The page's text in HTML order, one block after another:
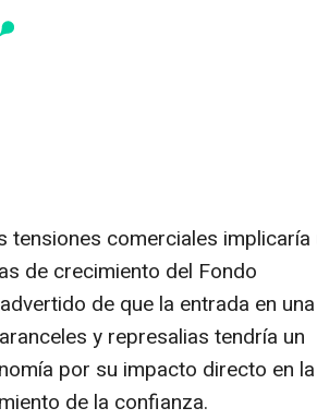
tensiones comerciales implicaría
de crecimiento del Fondo
de que la entrada en una
y represalias tendría un
por su impacto directo en la
de la confianza.